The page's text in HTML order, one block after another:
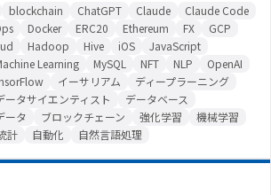
blockchain ChatGPT Claude
Claude Code
Docker ERC20 Ethereum FX
GCP
Hadoop Hive iOS
JavaScript
Learning MySQL NFT NLP
OpenAI
イーサリアム
ディープラーニング
ータサイエンティスト
データベース
ータ ブロックチェーン 強化学習
機械学習
計 自動化 自然言語処理